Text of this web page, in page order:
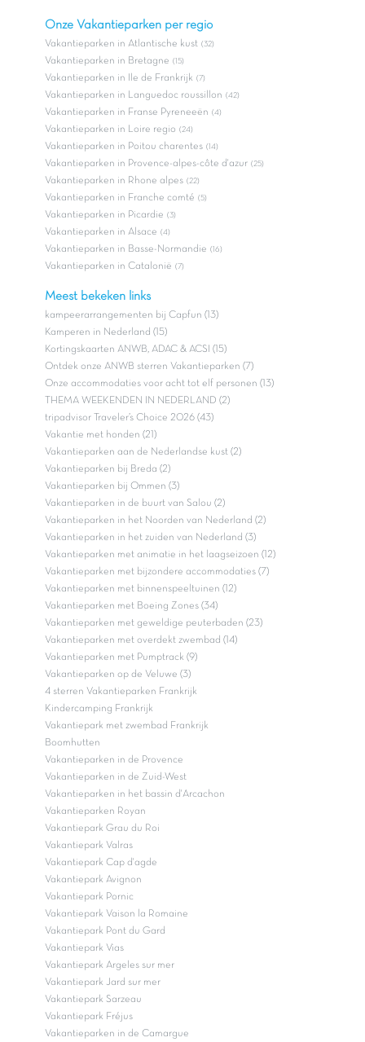
Onze Vakantieparken per regio
Vakantieparken in Atlantische kust (32)
Vakantieparken in Bretagne (15)
Vakantieparken in Ile de Frankrijk (7)
Vakantieparken in Languedoc roussillon (42)
Vakantieparken in Franse Pyreneeën (4)
Vakantieparken in Loire regio (24)
Vakantieparken in Poitou charentes (14)
Vakantieparken in Provence-alpes-côte d'azur (25)
Vakantieparken in Rhone alpes (22)
Vakantieparken in Franche comté (5)
Vakantieparken in Picardie (3)
Vakantieparken in Alsace (4)
Vakantieparken in Basse-Normandie (16)
Vakantieparken in Catalonië (7)
Meest bekeken links
kampeerarrangementen bij Capfun (13)
Kamperen in Nederland (15)
Kortingskaarten ANWB, ADAC & ACSI (15)
Ontdek onze ANWB sterren Vakantieparken (7)
Onze accommodaties voor acht tot elf personen (13)
THEMA WEEKENDEN IN NEDERLAND (2)
tripadvisor Traveler’s Choice 2026 (43)
Vakantie met honden (21)
Vakantieparken aan de Nederlandse kust (2)
Vakantieparken bij Breda (2)
Vakantieparken bij Ommen (3)
Vakantieparken in de buurt van Salou (2)
Vakantieparken in het Noorden van Nederland (2)
Vakantieparken in het zuiden van Nederland (3)
Vakantieparken met animatie in het laagseizoen (12)
Vakantieparken met bijzondere accommodaties (7)
Vakantieparken met binnenspeeltuinen (12)
Vakantieparken met Boeing Zones (34)
Vakantieparken met geweldige peuterbaden (23)
Vakantieparken met overdekt zwembad (14)
Vakantieparken met Pumptrack (9)
Vakantieparken op de Veluwe (3)
4 sterren Vakantieparken Frankrijk
Kindercamping Frankrijk
Vakantiepark met zwembad Frankrijk
Boomhutten
Vakantieparken in de Provence
Vakantieparken in de Zuid-West
Vakantieparken in het bassin d'Arcachon
Vakantieparken Royan
Vakantiepark Grau du Roi
Vakantiepark Valras
Vakantiepark Cap d'agde
Vakantiepark Avignon
Vakantiepark Pornic
Vakantiepark Vaison la Romaine
Vakantiepark Pont du Gard
Vakantiepark Vias
Vakantiepark Argeles sur mer
Vakantiepark Jard sur mer
Vakantiepark Sarzeau
Vakantiepark Fréjus
Vakantieparken in de Camargue